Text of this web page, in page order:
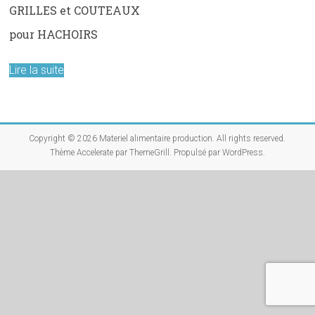
GRILLES et COUTEAUX
pour HACHOIRS
Lire la suite
Copyright © 2026 Materiel alimentaire production. All rights reserved.
Thème Acceleratepar ThemeGrill. Propulsé par WordPress.